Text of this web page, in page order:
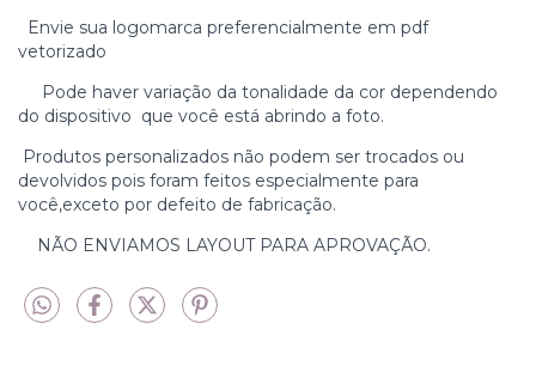
Envie sua logomarca preferencialmente em pdf
vetorizado
Pode haver variação da tonalidade da cor dependendo
do dispositivo que você está abrindo a foto.
Produtos personalizados não podem ser trocados ou
devolvidos pois foram feitos especialmente para
você,exceto por defeito de fabricação.
NÃO ENVIAMOS LAYOUT PARA APROVAÇÃO.